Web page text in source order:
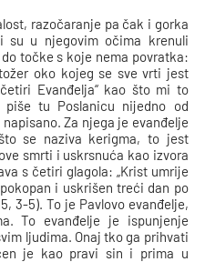
razočaranje pa čak i gorka
su u njegovim očima krenuli
točke s koje nema povratka:
oko kojeg se sve vrti jest
Evanđelja“ kao što mi to
tu Poslanicu nijedno od
Za njega je evanđelje
se naziva kerigma, to jest
smrti i uskrsnuća kao izvora
s četiri glagola: „Krist umrije
i uskrišen treći dan po
3-5). To je Pavlovo evanđelje,
To evanđelje je ispunjenje
ljudima. Onaj tko ga prihvati
je kao pravi sin i prima u